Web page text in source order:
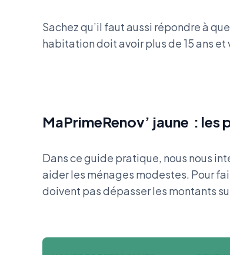
Sachez qu’il faut aussi répondre à
habitation doit avoir plus de 15 ans et
MaPrimeRenov’ jaune :
Dans ce guide pratique, nous nous
aider les ménages modestes. Pour
doivent pas dépasser les montants